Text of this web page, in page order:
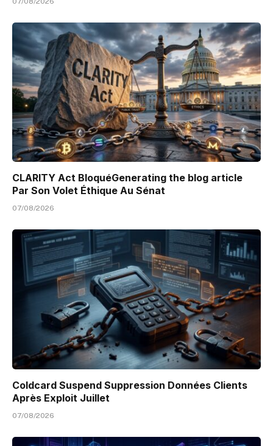
CLARITY Act BloquéGenerating the blog article
Par Son Volet Éthique Au Sénat
07/08/2026
Coldcard Suspend Suppression Données Clients
Après Exploit Juillet
07/08/2026